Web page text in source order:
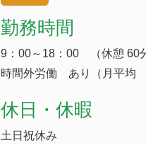
勤務時間
9：00～18：00 （休憩 60
時間外労働 あり（月平均
休日・休暇
土日祝休み